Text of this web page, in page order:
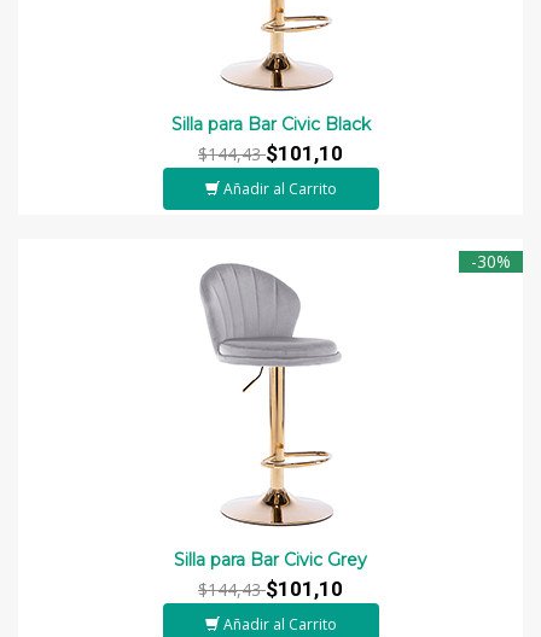
Silla para Bar Civic Black
$144,43$101,10
Añadir al Carrito
-30%
Silla para Bar Civic Grey
$144,43$101,10
Añadir al Carrito